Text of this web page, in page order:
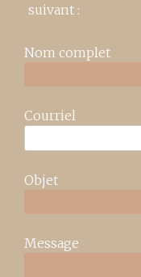
suivant :
Nom complet
Courriel
Objet
Message